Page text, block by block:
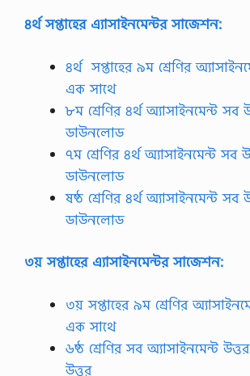
৪র্থ সপ্তাহের এ্যাসাইনমেন্টর সাজেশন:
৪র্থ সপ্তাহের ৯ম শ্রেণির
এক সাথে
৮ম শ্রেণির ৪র্থ অ্যাসাইনমেন্ট সব
ডাউনলোড
৭ম শ্রেণির ৪র্থ অ্যাসাইনমেন্ট সব
ডাউনলোড
ষষ্ঠ শ্রেণির ৪র্থ অ্যাসাইনমেন্ট
ডাউনলোড
৩য় সপ্তাহের এ্যাসাইনমেন্টর সাজেশন:
৩য় সপ্তাহের ৯ম শ্রেণির
এক সাথে
৬ষ্ঠ শ্রেণির সব অ্যাসাইনমেন্ট
উত্তর